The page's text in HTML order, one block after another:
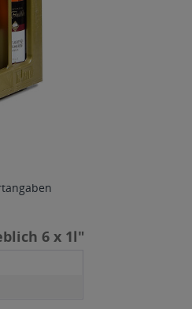
6 x 1l"